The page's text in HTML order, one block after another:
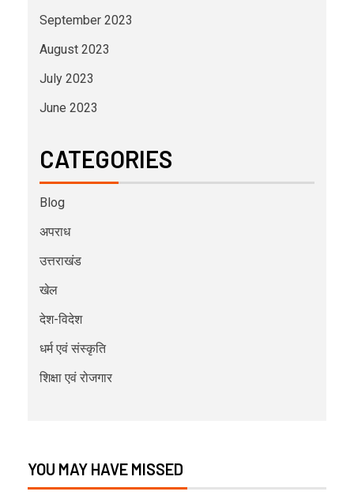
September 2023
August 2023
July 2023
June 2023
CATEGORIES
Blog
अपराध
उत्तराखंड
खेल
देश-विदेश
धर्म एवं संस्कृति
शिक्षा एवं रोजगार
YOU MAY HAVE MISSED